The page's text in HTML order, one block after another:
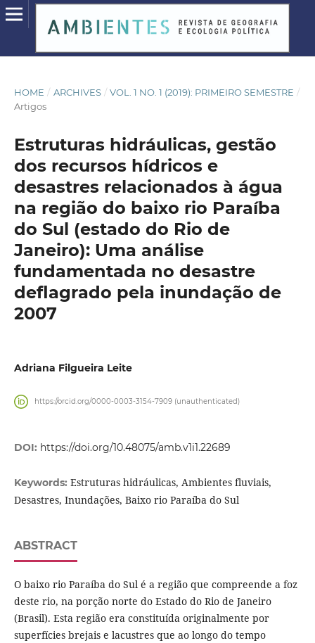
HOME / ARCHIVES / VOL. 1 NO. 1 (2019): PRIMEIRO SEMESTRE /
Artigos
Estruturas hidráulicas, gestão
dos recursos hídricos e
desastres relacionados à água
na região do baixo rio Paraíba
do Sul (estado do Rio de
Janeiro): Uma análise
fundamentada no desastre
deflagrado pela inundação de
2007
Adriana Filgueira Leite
https://orcid.org/0000-0003-3154-7909 (unauthenticated)
DOI: https://doi.org/10.48075/amb.v1i1.22689
Keywords: Estruturas hidráulicas, Ambientes fluviais,
Desastres, Inundações, Baixo rio Paraíba do Sul
ABSTRACT
O baixo rio Paraíba do Sul é a região que compreende a foz
deste rio, na porção norte do Estado do Rio de Janeiro
(Brasil). Esta região era constituída originalmente por
superfícies brejais e lacustres que ao longo do tempo